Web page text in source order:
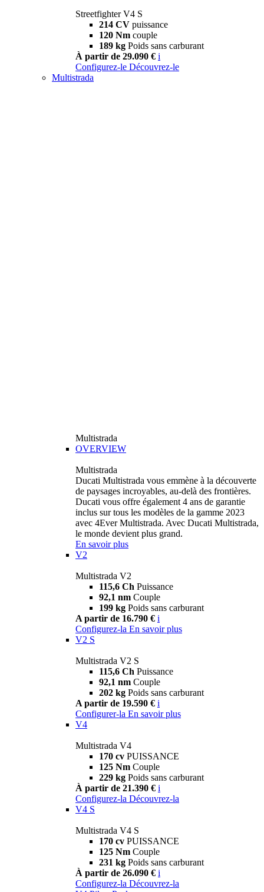
Streetfighter V4 S
214 CV puissance
120 Nm couple
189 kg Poids sans carburant
À partir de 29.090 € i
Configurez-le Découvrez-le
Multistrada
Multistrada
OVERVIEW
Multistrada
Ducati Multistrada vous emmène à la découverte
de paysages incroyables, au-delà des frontières.
Ducati vous offre également 4 ans de garantie
inclus sur tous les modèles de la gamme 2023
avec 4Ever Multistrada. Avec Ducati Multistrada,
le monde devient plus grand.
En savoir plus
V2
Multistrada V2
115,6 Ch Puissance
92,1 nm Couple
199 kg Poids sans carburant
A partir de 16.790 € i
Configurez-la En savoir plus
V2 S
Multistrada V2 S
115,6 Ch Puissance
92,1 nm Couple
202 kg Poids sans carburant
A partir de 19.590 € i
Configurer-la En savoir plus
V4
Multistrada V4
170 cv PUISSANCE
125 Nm Couple
229 kg Poids sans carburant
À partir de 21.390 € i
Configurez-la Découvrez-la
V4 S
Multistrada V4 S
170 cv PUISSANCE
125 Nm Couple
231 kg Poids sans carburant
À partir de 26.090 € i
Configurez-la Découvrez-la